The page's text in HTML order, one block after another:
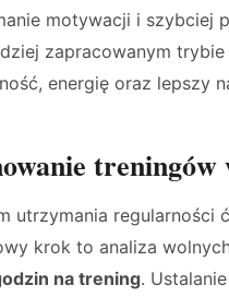
motywacji i szybciej
zapracowanym
energię oraz lepszy
utrzymania regularności
krok to analiza
na trening.